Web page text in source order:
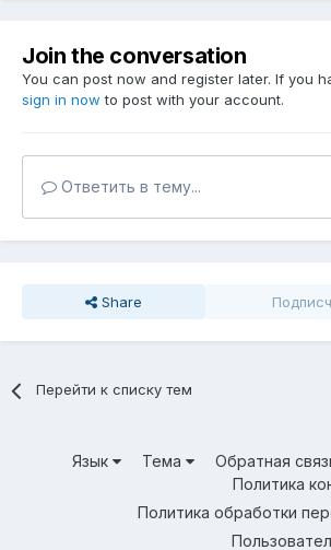
Join the conversation
You can post now and register later. If you
sign in now to post with your account.
Ответить в тему...
Share
Перейти к списку тем
Язык Тема Обратная
Политика
Политика обработки